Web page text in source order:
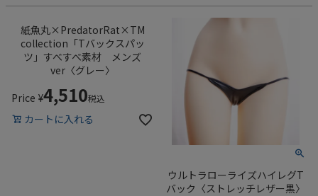
紙魚丸×PredatorRat×TM
collection「Tバックスパッ
ツ」すべすべ素材 メンズ
ver〈グレー〉
Price ¥4,510税込
カートに入れる
ウルトラローライズハイレグT
バック〈ストレッチレザー黒〉